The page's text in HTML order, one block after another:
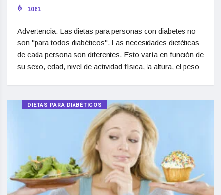
1061
Advertencia: Las dietas para personas con diabetes no
son "para todos diabéticos". Las necesidades dietéticas
de cada persona son diferentes. Esto varía en función de
su sexo, edad, nivel de actividad física, la altura, el peso
DIETAS PARA DIABÉTICOS